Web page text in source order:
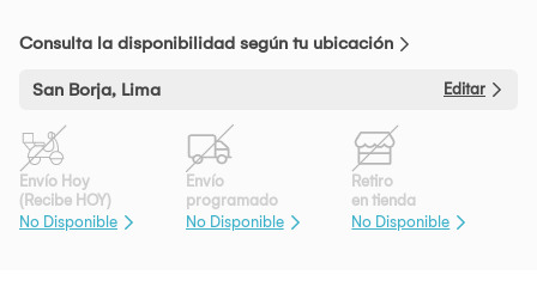
Consulta la disponibilidad según tu ubicación
San Borja, Lima Editar
Envío Hoy
(Recibe HOY)
No Disponible
Envío
programado
No Disponible
Retiro
en tienda
No Disponible